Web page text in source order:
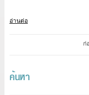
อ่านต่อ
ก่
ค้นหา